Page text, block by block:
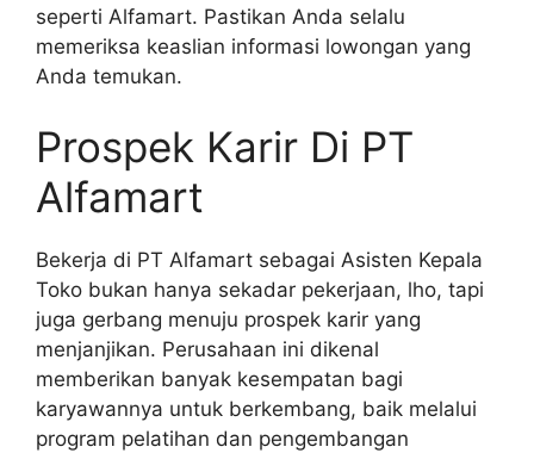
seperti Alfamart. Pastikan Anda selalu
memeriksa keaslian informasi lowongan yang
Anda temukan.
Prospek Karir Di PT
Alfamart
Bekerja di PT Alfamart sebagai Asisten Kepala
Toko bukan hanya sekadar pekerjaan, lho, tapi
juga gerbang menuju prospek karir yang
menjanjikan. Perusahaan ini dikenal
memberikan banyak kesempatan bagi
karyawannya untuk berkembang, baik melalui
program pelatihan dan pengembangan